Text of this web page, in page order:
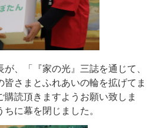
、「『家の光』三誌を通じて、
さまとふれあいの輪を拡げてま
購読頂きますようお願い致しま
に幕を閉じました。